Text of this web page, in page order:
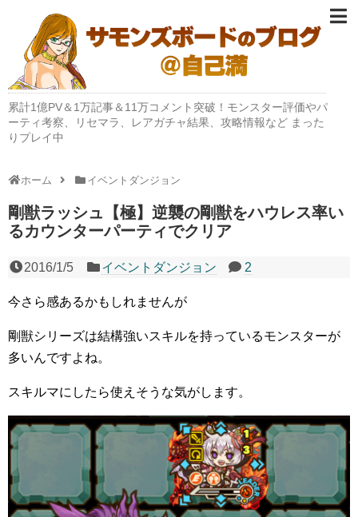
累計1億PV＆1万記事＆11万コメント突破！モンスター評価やパ
ーティ考察、リセマラ、レアガチャ結果、攻略情報など まった
りプレイ中
ホーム イベントダンジョン
剛獣ラッシュ【極】逆襲の剛獣をハウレス率い
るカウンターパーティでクリア
2016/1/5 イベントダンジョン 2
今さら感あるかもしれませんが
剛獣シリーズは結構強いスキルを持っているモンスターが
多いんですよね。
スキルマにしたら使えそうな気がします。